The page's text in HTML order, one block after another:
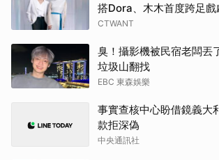
搭Dora、木木首度跨足戲
CTWANT
臭！攝影機被民宿老闆丟
垃圾山翻找
EBC 東森娛樂
事實查核中心盼借鏡義
款拒深偽
中央通訊社